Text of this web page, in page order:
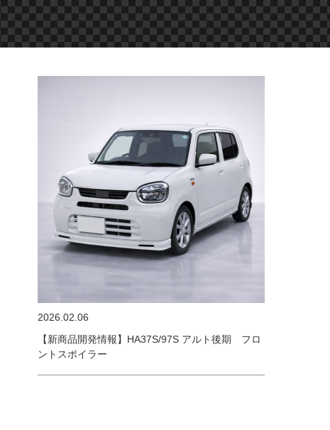
2026.02.06
【新商品開発情報】HA37S/97S アルト後期 フロ
ントスポイラー